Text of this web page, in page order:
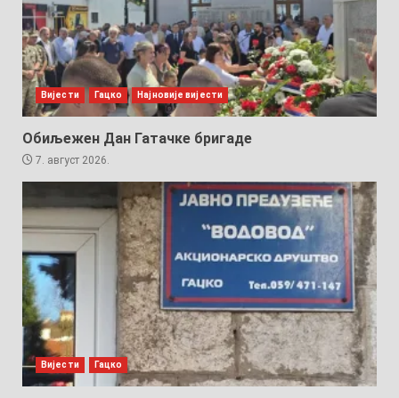
Вијести Гацко Најновије вијести
Обиљежен Дан Гатачке бригаде
7. август 2026.
Вијести Гацко